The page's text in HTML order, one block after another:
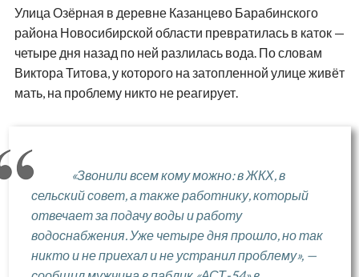
Улица Озёрная в деревне Казанцево Барабинского
района Новосибирской области превратилась в каток —
четыре дня назад по ней разлилась вода. По словам
Виктора Титова, у которого на затопленной улице живёт
мать, на проблему никто не реагирует.
«Звонили всем кому можно: в ЖКХ, в
сельский совет, а также работнику, который
отвечает за подачу воды и работу
водоснабжения. Уже четыре дня прошло, но так
никто и не приехал и не устранил проблему», —